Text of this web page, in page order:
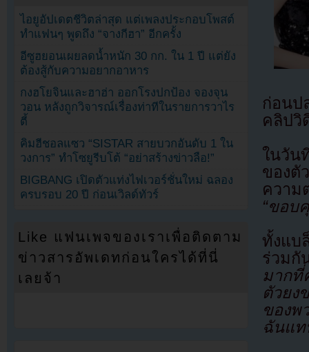
ก่อนป
คลิปวิ
ในวัน
ของตั
ควา
“ขอบ
ทั้งแบ
ร่วมกั
มากที่
ตัวยง
ของพ
ฉันแท
ไอยูอัปเดตชีวิตล่าสุด แต่เพลงประกอบโพสต์
ทำแฟนๆ พูดถึง “จางกีฮา” อีกครั้ง
อีซูฮยอนเผยลดน้ำหนัก 30 กก. ใน 1 ปี แต่ยัง
ต้องสู้กับความอยากอาหาร
กงฮโยจินและฮาฮ่า ออกโรงปกป้อง จองจุน
วอน หลังถูกวิจารณ์เรื่องท่าทีในรายการวาไร
ตี้
คิมฮีชอลแซว “SISTAR สายบวกอันดับ 1 ใน
วงการ” ทำโซยูรีบโต้ “อย่าสร้างข่าวลือ!”
BIGBANG เปิดตัวแท่งไฟเวอร์ชั่นใหม่ ฉลอง
ครบรอบ 20 ปี ก่อนเวิลด์ทัวร์
Like แฟนเพจของเราเพื่อติดตาม
ข่าวสารอัพเดทก่อนใครได้ที่นี่
เลยจ้า